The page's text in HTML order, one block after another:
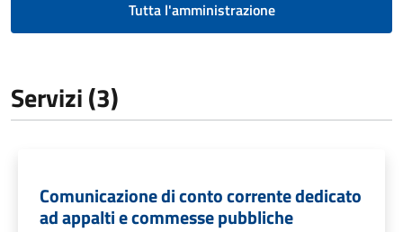
Tutta l'amministrazione
Servizi (3)
Comunicazione di conto corrente dedicato
ad appalti e commesse pubbliche